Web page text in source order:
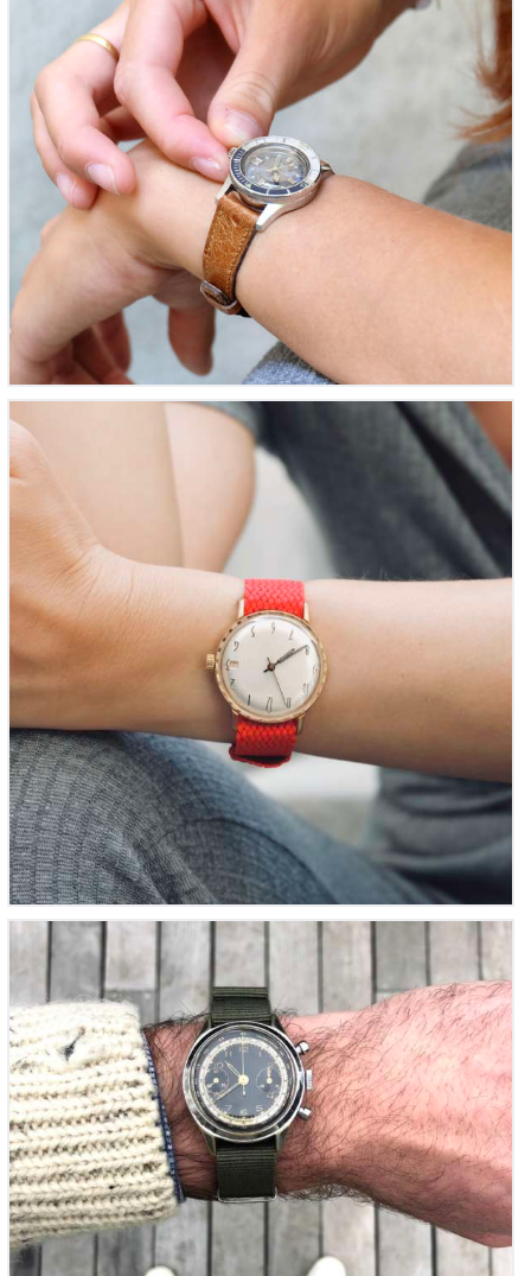
‘L’Anonyme mécanique’ Made-in-France
Chronographe Suisse – Military Dial